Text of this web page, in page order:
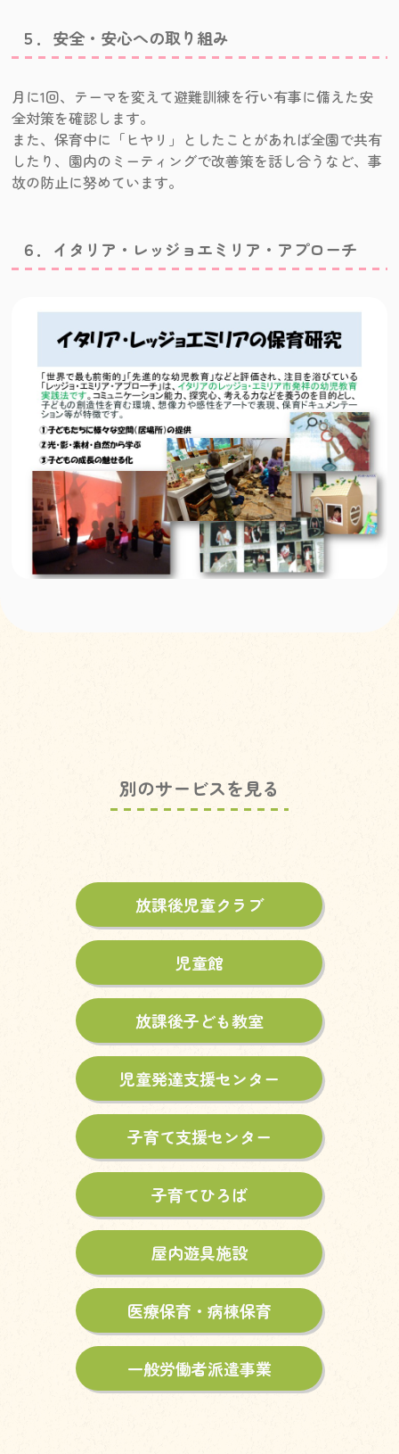
５．安全・安心への取り組み
月に1回、テーマを変えて避難訓練を行い有事に備えた安
全対策を確認します。
また、保育中に「ヒヤリ」としたことがあれば全園で共有
したり、園内のミーティングで改善策を話し合うなど、事
故の防止に努めています。
６．イタリア・レッジョエミリア・アプローチ
別のサービスを見る
放課後児童クラブ
児童館
放課後子ども教室
児童発達支援センター
子育て支援センター
子育てひろば
屋内遊具施設
医療保育・病棟保育
一般労働者派遣事業